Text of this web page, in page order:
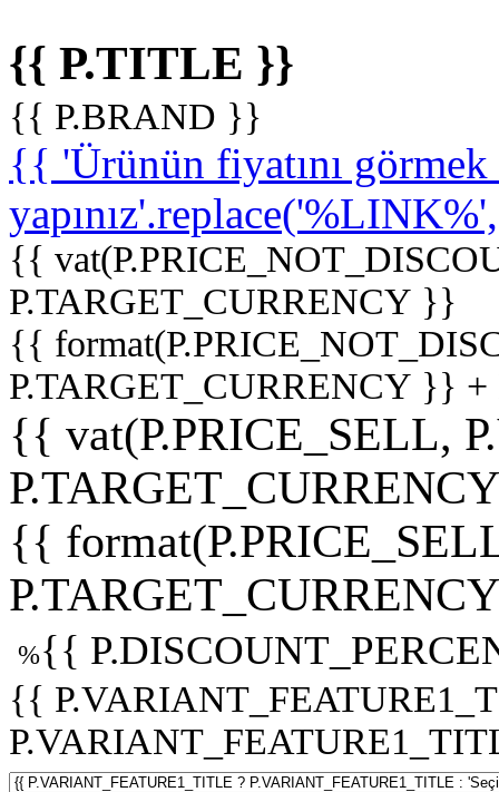
{{ P.TITLE }}
{{ P.BRAND }}
{{ 'Ürünün fiyatını
{{
P.TARGET_CURRENCY }}
{{
P.TARGET_CURRENCY }}
{{ vat(P.PRICE_SELL,
{{
%{{
{{